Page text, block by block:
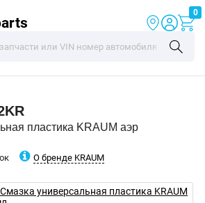
0
пластика KRAUM аэр
О бренде KRAUM